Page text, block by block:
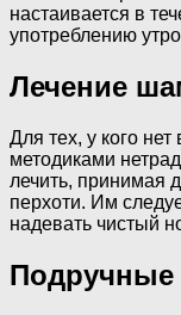
настаивается в
употреблению
Лечение
Для тех, у кого
методиками
лечить, принимая
перхоти. Им
надевать чистый
Подручные